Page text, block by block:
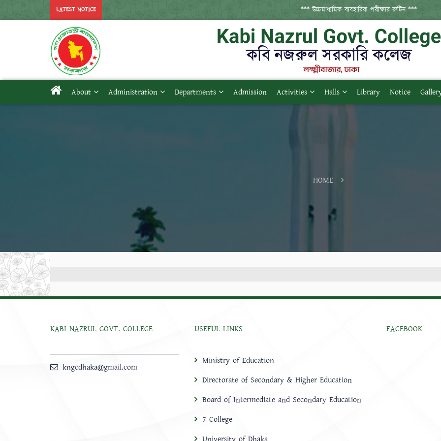
LATEST NOTICE *** উচ্চমাধ্যমিক ব্যবহারিক পরীক্ষার রুটিন ***
About Administration Departments Admission Activities Halls Library Notice
HOME
KABI NAZRUL GOVT. COLLEGE
kngcdhaka@gmail.com
USEFUL LINKS
Ministry of Education
Directorate of Secondary & Higher Education
Board of Intermediate and Secondary Education
7 College
FACEBOOK